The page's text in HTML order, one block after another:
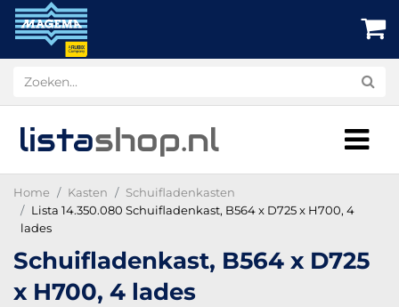
listashop.nl
Home Kasten
Schuifladenkasten
Lista 14.350.080 Schuifladenkast, B564 x D725 x H700, 4
lades
Schuifladenkast, B564 x D725
x H700, 4 lades